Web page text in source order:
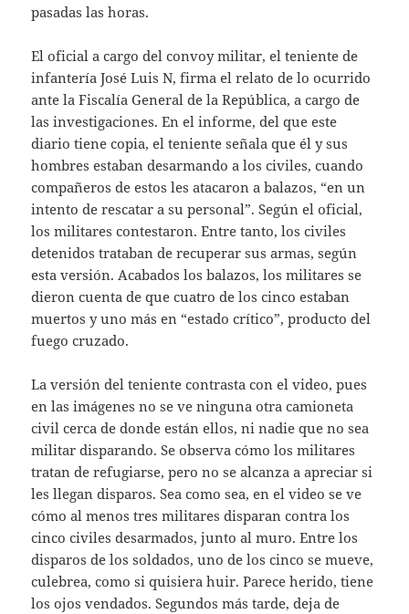
pasadas las horas.
El oficial a cargo del convoy militar, el teniente de
infantería José Luis N, firma el relato de lo ocurrido
ante la Fiscalía General de la República, a cargo de
las investigaciones. En el informe, del que este
diario tiene copia, el teniente señala que él y sus
hombres estaban desarmando a los civiles, cuando
compañeros de estos les atacaron a balazos, “en un
intento de rescatar a su personal”. Según el oficial,
los militares contestaron. Entre tanto, los civiles
detenidos trataban de recuperar sus armas, según
esta versión. Acabados los balazos, los militares se
dieron cuenta de que cuatro de los cinco estaban
muertos y uno más en “estado crítico”, producto del
fuego cruzado.
La versión del teniente contrasta con el video, pues
en las imágenes no se ve ninguna otra camioneta
civil cerca de donde están ellos, ni nadie que no sea
militar disparando. Se observa cómo los militares
tratan de refugiarse, pero no se alcanza a apreciar si
les llegan disparos. Sea como sea, en el video se ve
cómo al menos tres militares disparan contra los
cinco civiles desarmados, junto al muro. Entre los
disparos de los soldados, uno de los cinco se mueve,
culebrea, como si quisiera huir. Parece herido, tiene
los ojos vendados. Segundos más tarde, deja de